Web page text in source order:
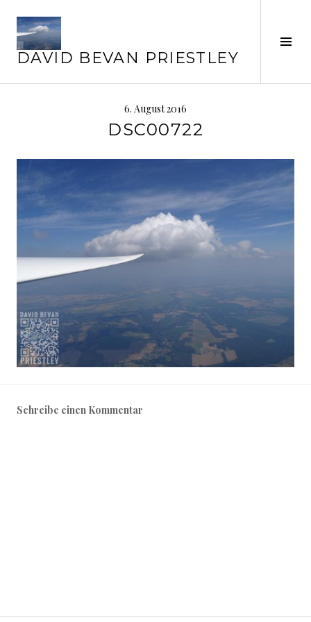
zum
Inhalt
DAVID BEVAN PRIESTLEY
6. August 2016
DSC00722
Schreibe einen Kommentar